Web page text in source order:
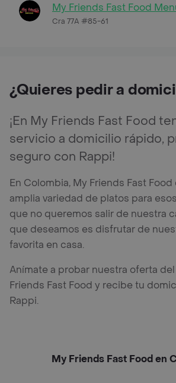
My Friends Fast Food
Cra 77A #85-61
¿Quieres pedir a
¡En My Friends Fast Food
servicio a domicilio rápido,
seguro con Rappi!
En Colombia, My Friends Fast
amplia variedad de platos para
que no queremos salir de nuestra
que deseamos es disfrutar de
favorita en casa.
Anímate a probar nuestra oferta
Friends Fast Food y recibe tu
Rappi.
My Friends Fast Food en